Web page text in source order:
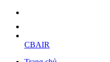
CBAIR